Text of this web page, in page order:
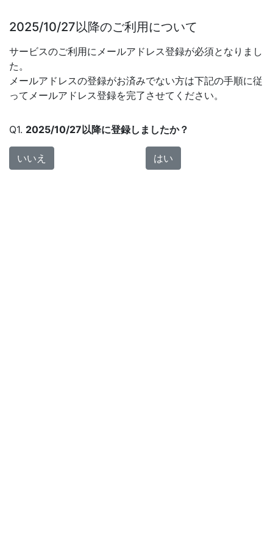
2025/10/27以降のご利用について
サービスのご利用にメールアドレス登録が必須となりまし
た。
メールアドレスの登録がお済みでない方は下記の手順に従
ってメールアドレス登録を完了させてください。
Q1. 2025/10/27以降に登録しましたか？
いいえ はい